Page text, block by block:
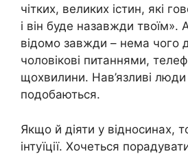
чітких, великих істин, які
і він буде назавжди твоїм».
відомо завжди – нема чого
чоловікові питаннями,
щохвилини. Нав’язливі люди
подобаються.
Якщо й діяти у відносинах,
інтуїції. Хочеться